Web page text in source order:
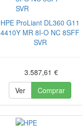
HPE ProLiant DL360 G11
4410Y MR 8I-O NC 8SFF
SVR
3.587,61 €
Ver
Comprar